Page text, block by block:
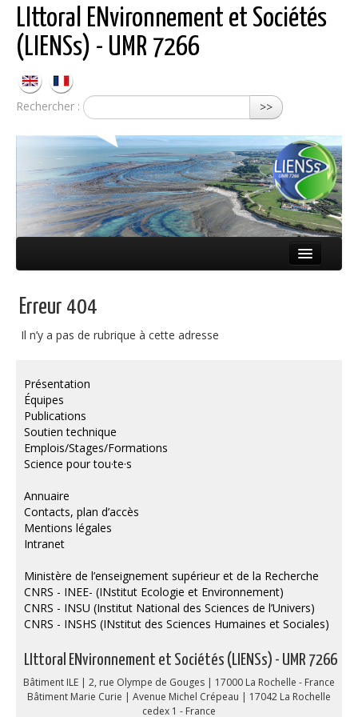
LIttoral ENvironnement et Sociétés
(LIENSs) - UMR 7266
Rechercher : >>
Équipes
Réseaux
Soutien technique
Données
Emplois/Stages/Formations
Science pour tou·te·s
Actualités
Erreur 404
Il n’y a pas de rubrique à cette adresse
Présentation
Équipes
Publications
Soutien technique
Emplois/Stages/Formations
Science pour tou·te·s
Annuaire
Contacts, plan d’accès
Mentions légales
Intranet
Ministère de l’enseignement supérieur et de la Recherche
CNRS - INEE- (INstitut Ecologie et Environnement)
CNRS - INSU (Institut National des Sciences de l’Univers)
CNRS - INSHS (INstitut des Sciences Humaines et Sociales)
LIttoral ENvironnement et Sociétés (LIENSs) - UMR 7266
Bâtiment ILE | 2, rue Olympe de Gouges | 17000 La Rochelle - France
Bâtiment Marie Curie | Avenue Michel Crépeau | 17042 La Rochelle
cedex 1 - France